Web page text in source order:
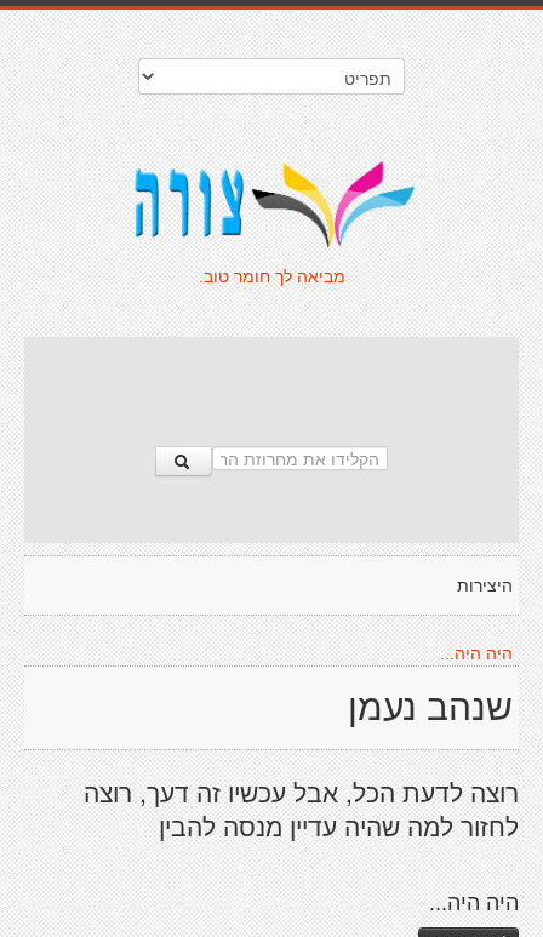
מביאה לך חומר טוב.
היצירות
היה היה...
שנהב נעמן
רוצה לדעת הכל, אבל עכשיו זה דעך, רוצה
לחזור למה שהיה עדיין מנסה להבין
היה היה...